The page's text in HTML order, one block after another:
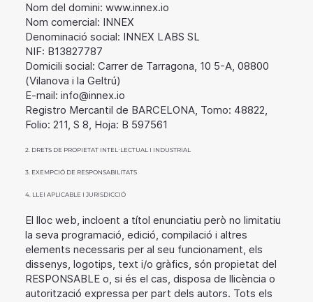
Nom del domini: www.innex.io
Nom comercial: INNEX
Denominació social: INNEX LABS SL
NIF: B13827787
Domicili social: Carrer de Tarragona, 10 5-A, 08800
(Vilanova i la Geltrú)
E-mail: info@innex.io
Registro Mercantil de BARCELONA, Tomo: 48822,
Folio: 211, S 8, Hoja: B 597561
2. DRETS DE PROPIETAT INTEL·LECTUAL I INDUSTRIAL
El lloc web, incloent a títol enunciatiu però no limitatiu
la seva programació, edició, compilació i altres
elements necessaris per al seu funcionament, els
dissenys, logotips, text i/o gràfics, són propietat del
RESPONSABLE o, si és el cas, disposa de llicència o
autorització expressa per part dels autors. Tots els
3. EXEMPCIÓ DE RESPONSABILITATS
4. LLEI APLICABLE I JURISDICCIÓ